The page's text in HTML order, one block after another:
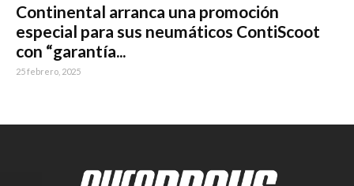
Continental arranca una promoción
especial para sus neumáticos ContiScoot
con “garantía...
25 febrero, 2025